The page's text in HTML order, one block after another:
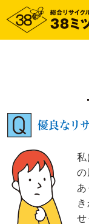
優良なリ
私
の
せ